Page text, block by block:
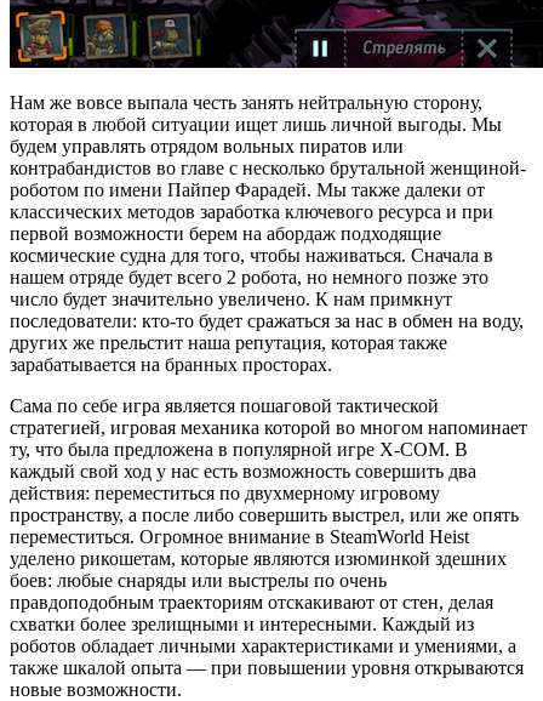
Нам же вовсе выпала честь занять нейтральную сторону,
которая в любой ситуации ищет лишь личной выгоды. Мы
будем управлять отрядом вольных пиратов или
контрабандистов во главе с несколько брутальной женщиной-
роботом по имени Пайпер Фарадей. Мы также далеки от
классических методов заработка ключевого ресурса и при
первой возможности берем на абордаж подходящие
космические судна для того, чтобы наживаться. Сначала в
нашем отряде будет всего 2 робота, но немного позже это
число будет значительно увеличено. К нам примкнут
последователи: кто-то будет сражаться за нас в обмен на воду,
других же прельстит наша репутация, которая также
зарабатывается на бранных просторах.
Сама по себе игра является пошаговой тактической
стратегией, игровая механика которой во многом напоминает
ту, что была предложена в популярной игре X-COM. В
каждый свой ход у нас есть возможность совершить два
действия: переместиться по двухмерному игровому
пространству, а после либо совершить выстрел, или же опять
переместиться. Огромное внимание в SteamWorld Heist
уделено рикошетам, которые являются изюминкой здешних
боев: любые снаряды или выстрелы по очень
правдоподобным траекториям отскакивают от стен, делая
схватки более зрелищными и интересными. Каждый из
роботов обладает личными характеристиками и умениями, а
также шкалой опыта — при повышении уровня открываются
новые возможности.